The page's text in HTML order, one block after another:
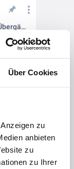
Über Cookies
zu
anbieten
zu
zu Ihrer
Perfekte Lösung für barrierefreie Übergänge